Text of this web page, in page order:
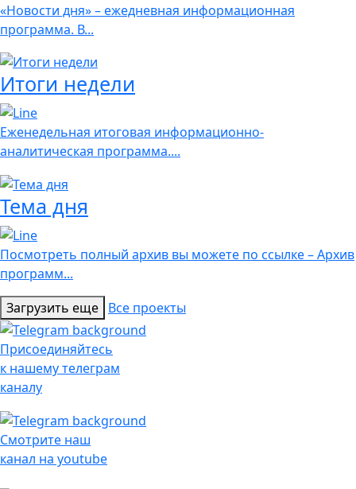
«Новости дня» – ежедневная информационная
программа. В...
Итоги недели
Еженедельная итоговая информационно-
аналитическая программа....
Тема дня
Посмотреть полный архив вы можете по ссылке – Архив
программ...
Загрузить еще Все проекты
Присоединяйтесь
к нашему телеграм
каналу
Смотрите наш
канал на youtube